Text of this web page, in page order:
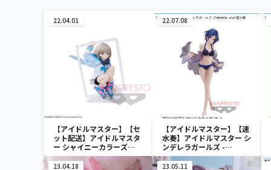
22.04.01
【アイドルマスター】【セ
ット配送】アイドルマスタ
ー シャイニーカラーズ
ESPRESTO est-Windy
and Motions-芹沢あさひ
22.07.08
【アイドルマスター】【速
水奏】アイドルマスター シ
ンデレラガールズ -
Celestial vivi-速水奏
23.04.18 23.05.11